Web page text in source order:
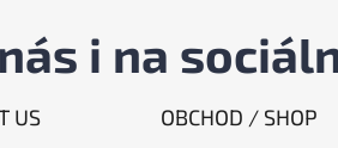
i na
US OBCHOD / SHOP